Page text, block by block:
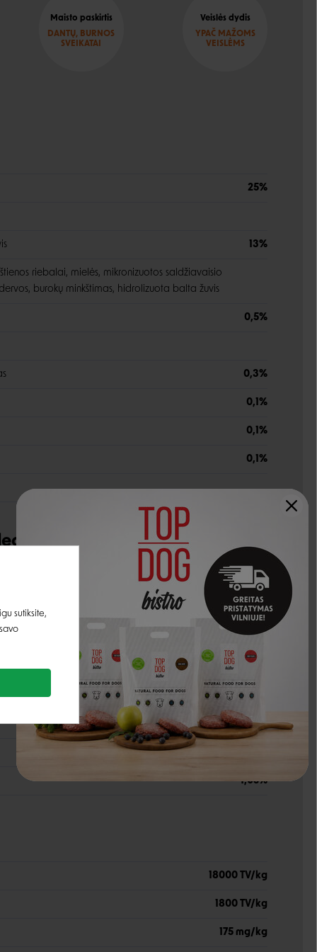
Maisto paskirtis
DANTŲ, BURNOS
SVEIKATAI
Veislės dydis
YPAČ MAŽOMS
VEISLĖMS
25%
13%
riebalai, mielės, mikronizuotos saldžiavaisio
burokų minkštimas, hidrolizuota balta žuvis
0,5%
0,3%
0,1%
0,1%
0,1%
dalys
28%
16,5%
3,5%
8%
1,05%
18000 TV/kg
1800 TV/kg
175 mg/kg
sutiksite,